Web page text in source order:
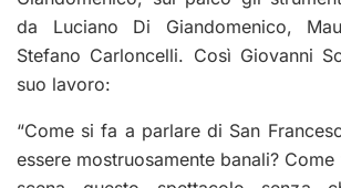
da Luciano Di Giandomenico,
Stefano Carloncelli. Così Giovanni
suo lavoro:
“Come si fa a parlare di San
essere mostruosamente banali?